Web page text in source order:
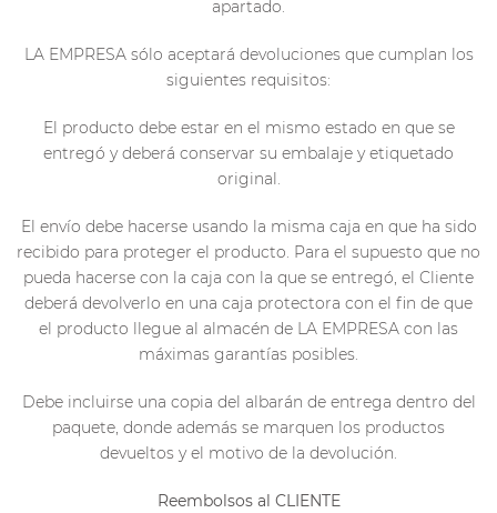
apartado.
LA EMPRESA sólo aceptará devoluciones que cumplan los
siguientes requisitos:
El producto debe estar en el mismo estado en que se
entregó y deberá conservar su embalaje y etiquetado
original.
El envío debe hacerse usando la misma caja en que ha sido
recibido para proteger el producto. Para el supuesto que no
pueda hacerse con la caja con la que se entregó, el Cliente
deberá devolverlo en una caja protectora con el fin de que
el producto llegue al almacén de LA EMPRESA con las
máximas garantías posibles.
Debe incluirse una copia del albarán de entrega dentro del
paquete, donde además se marquen los productos
devueltos y el motivo de la devolución.
Reembolsos al CLIENTE